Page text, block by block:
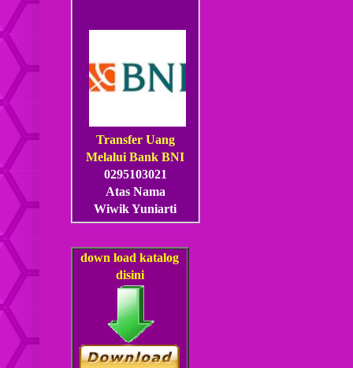
Transfer Uang
Melalui Bank BNI
0295103021
Atas Nama
Wiwik Yuniarti
down load katalog
disini